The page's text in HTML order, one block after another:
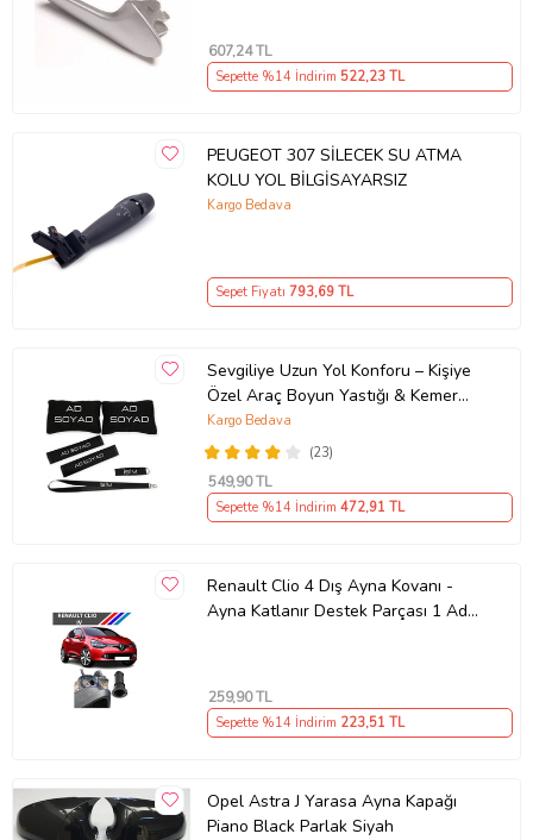
607,24 TL
Sepette %14 İndirim 522,23 TL
PEUGEOT 307 SİLECEK SU ATMA
KOLU YOL BİLGİSAYARSIZ
Kargo Bedava
Sepet Fiyatı 793,69 TL
Sevgiliye Uzun Yol Konforu – Kişiye
Özel Araç Boyun Yastığı & Kemer
Pedi Hediye Seti
(23)
Kargo Bedava
549,90 TL
Sepette %14 İndirim 472,91 TL
Renault Clio 4 Dış Ayna Kovanı -
Ayna Katlanır Destek Parçası 1 Adet
259,90 TL
Sepette %14 İndirim 223,51 TL
Opel Astra J Yarasa Ayna Kapağı
Piano Black Parlak Siyah